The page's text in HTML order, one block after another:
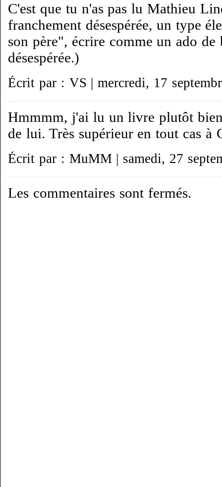
C'est que tu n'as pas lu Mathieu
franchement désespérée, un type
son père", écrire comme un ado de
désespérée.)
Écrit par : VS | mercredi, 17
Hmmmm, j'ai lu un livre plutôt
de lui. Très supérieur en tout cas à
Écrit par : MuMM | samedi, 27
Les commentaires sont fermés.